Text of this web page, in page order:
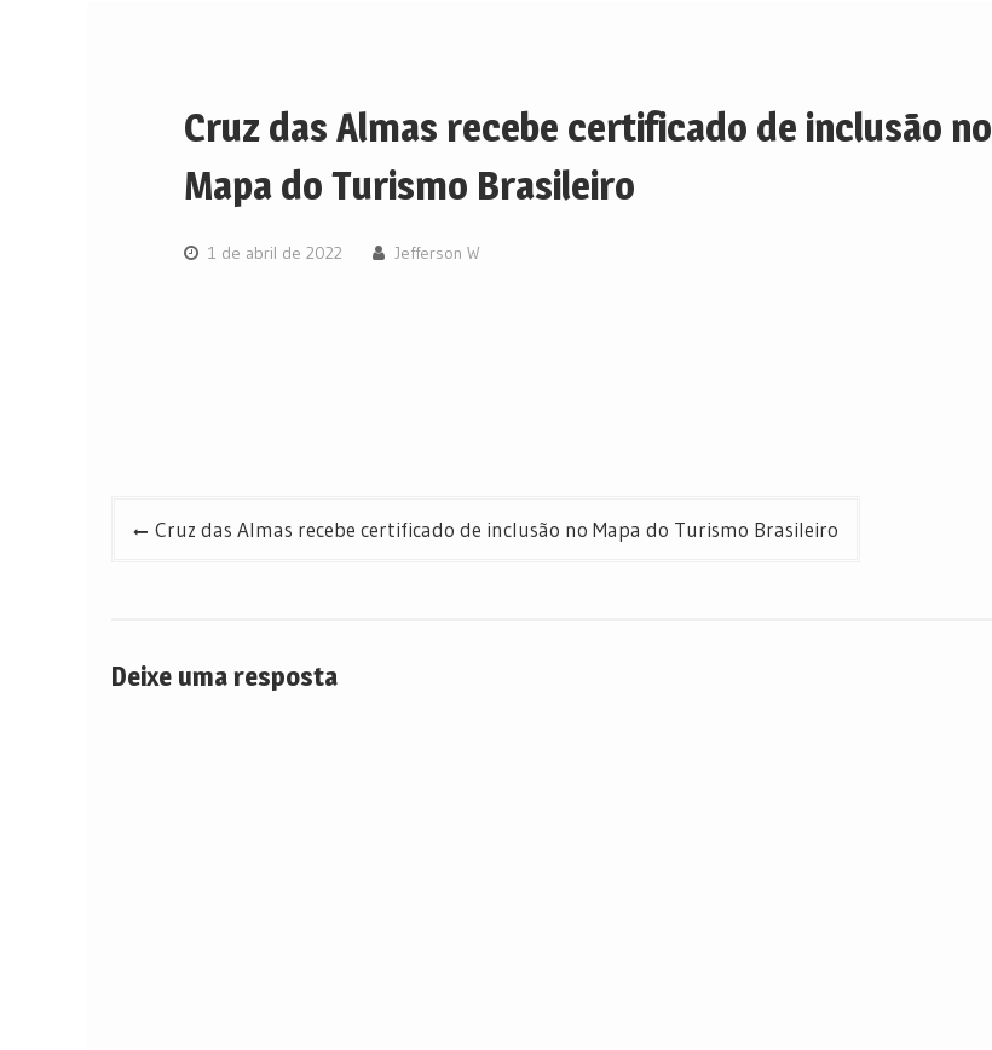
Cruz das Almas recebe certificado de inclusão no
Mapa do Turismo Brasileiro
1 de abril de 2022 Jefferson W
Navegação
Cruz das Almas recebe certificado de inclusão no Mapa do Turismo Brasileiro
Deixe uma resposta